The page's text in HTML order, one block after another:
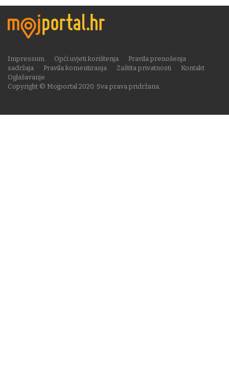
Copyright © Mojportal 2020. Sva prava pridržana.
Impressum Opći uvjeti korištenja
Pravila prenošenja
sadržaja
Pravila komentiranja Zaštita privatnosti
Kontakt
Oglašavanje